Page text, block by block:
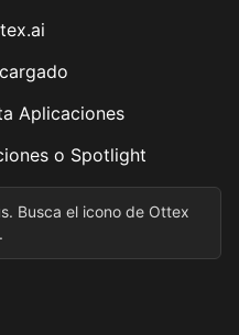
Aplicaciones
o Spotlight
Busca el icono de Ottex